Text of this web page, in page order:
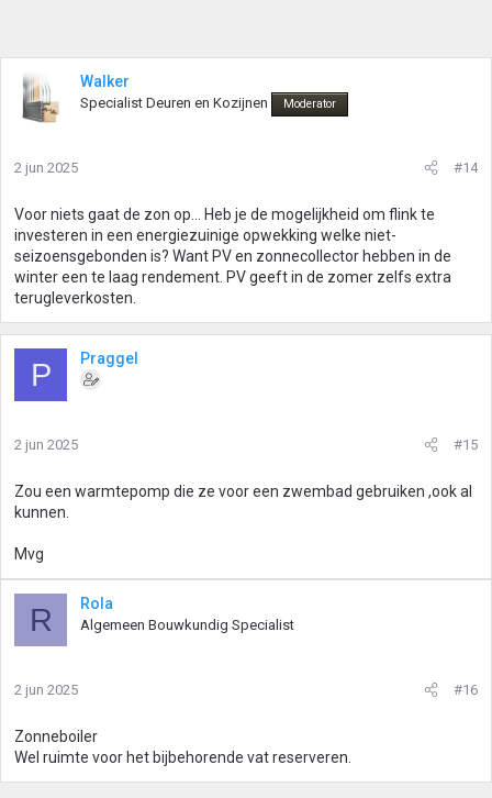
Walker
Specialist Deuren en Kozijnen Moderator
2 jun 2025 #14
Voor niets gaat de zon op... Heb je de mogelijkheid om flink te
investeren in een energiezuinige opwekking welke niet-
seizoensgebonden is? Want PV en zonnecollector hebben in de
winter een te laag rendement. PV geeft in de zomer zelfs extra
terugleverkosten.
P Praggel
2 jun 2025 #15
Zou een warmtepomp die ze voor een zwembad gebruiken ,ook al
kunnen.
Mvg
R Rola
Algemeen Bouwkundig Specialist
2 jun 2025 #16
Zonneboiler
Wel ruimte voor het bijbehorende vat reserveren.